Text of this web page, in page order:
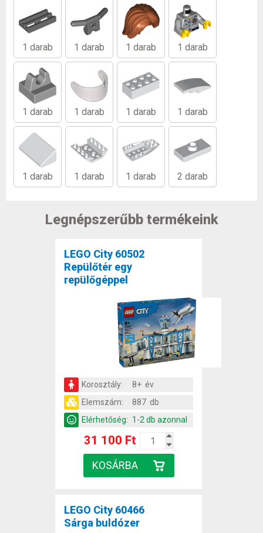
1 darab 1 darab 1 darab 1 darab
1 darab 1 darab 1 darab 1 darab
1 darab 1 darab 1 darab 2 darab
Legnépszerűbb termékeink
LEGO City 60502
Repülőtér egy
repülőgéppel
Korosztály:
8+ év
Elemszám:
887 db
Elérhetőség: 1-2 db azonnal
31 100 Ft
LEGO City 60466
Sárga buldózer